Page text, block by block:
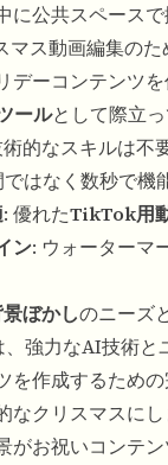
に公共スペース
マス動画編集の
デーコンテンツを
ールとして際立
術的なスキルは不
ではなく数秒で機
: 優れたTikTok用
ン: ウォーターマ
ぼかしのニーズ
強力なAI技術と
を作成するための
なクリスマスにし
がお祝いコンテ